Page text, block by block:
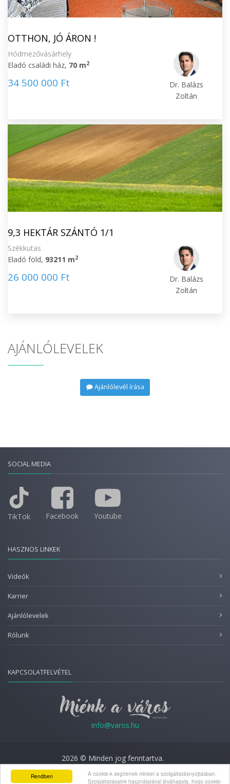
Rendben
A cookie-k segítenek minket a szolgáltatásnyújtásban.
Szolgáltatásaink használatával jóváhagyja, hogy cookie-
OTTHON, JÓ ÁRON !
Hódmezővásárhely
Eladó családi ház, 70 m2
34 500 000 Ft
Dr. Balázs
Zoltán
9,3 HEKTÁR SZÁNTÓ 1/1
Székkutas
Eladó föld, 93211 m2
26 000 000 Ft
Dr. Balázs
Zoltán
AJÁNLÓLEVELEK
Ajánlólevél írása
SOCIAL MEDIA
TikTok Facebook Youtube
HASZNOS LINKEK
Videók
Karrier
Ajánlólevelek
Rólunk
KAPCSOLATFELVÉTEL
info@varos.hu
2026 © Minden jog fenntartva.
Adatkezelési nyilatkozat